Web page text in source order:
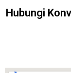
Hubungi